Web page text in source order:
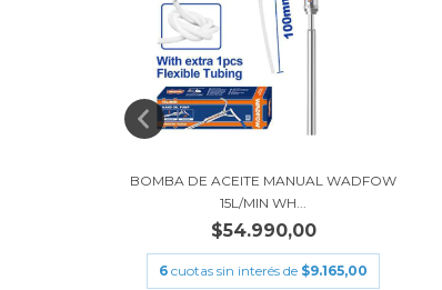
BOMBA DE ACEITE MANUAL WADFOW
15L/MIN WH...
$54.990,00
6 cuotas sin interés de $9.165,00